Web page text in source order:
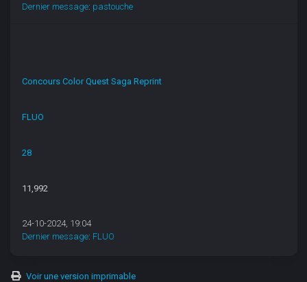
Dernier message: pastouche
Concours Color Quest Saga Reprint
FLUO
28
11,992
24-10-2024, 19:04
Dernier message: FLUO
Voir une version imprimable